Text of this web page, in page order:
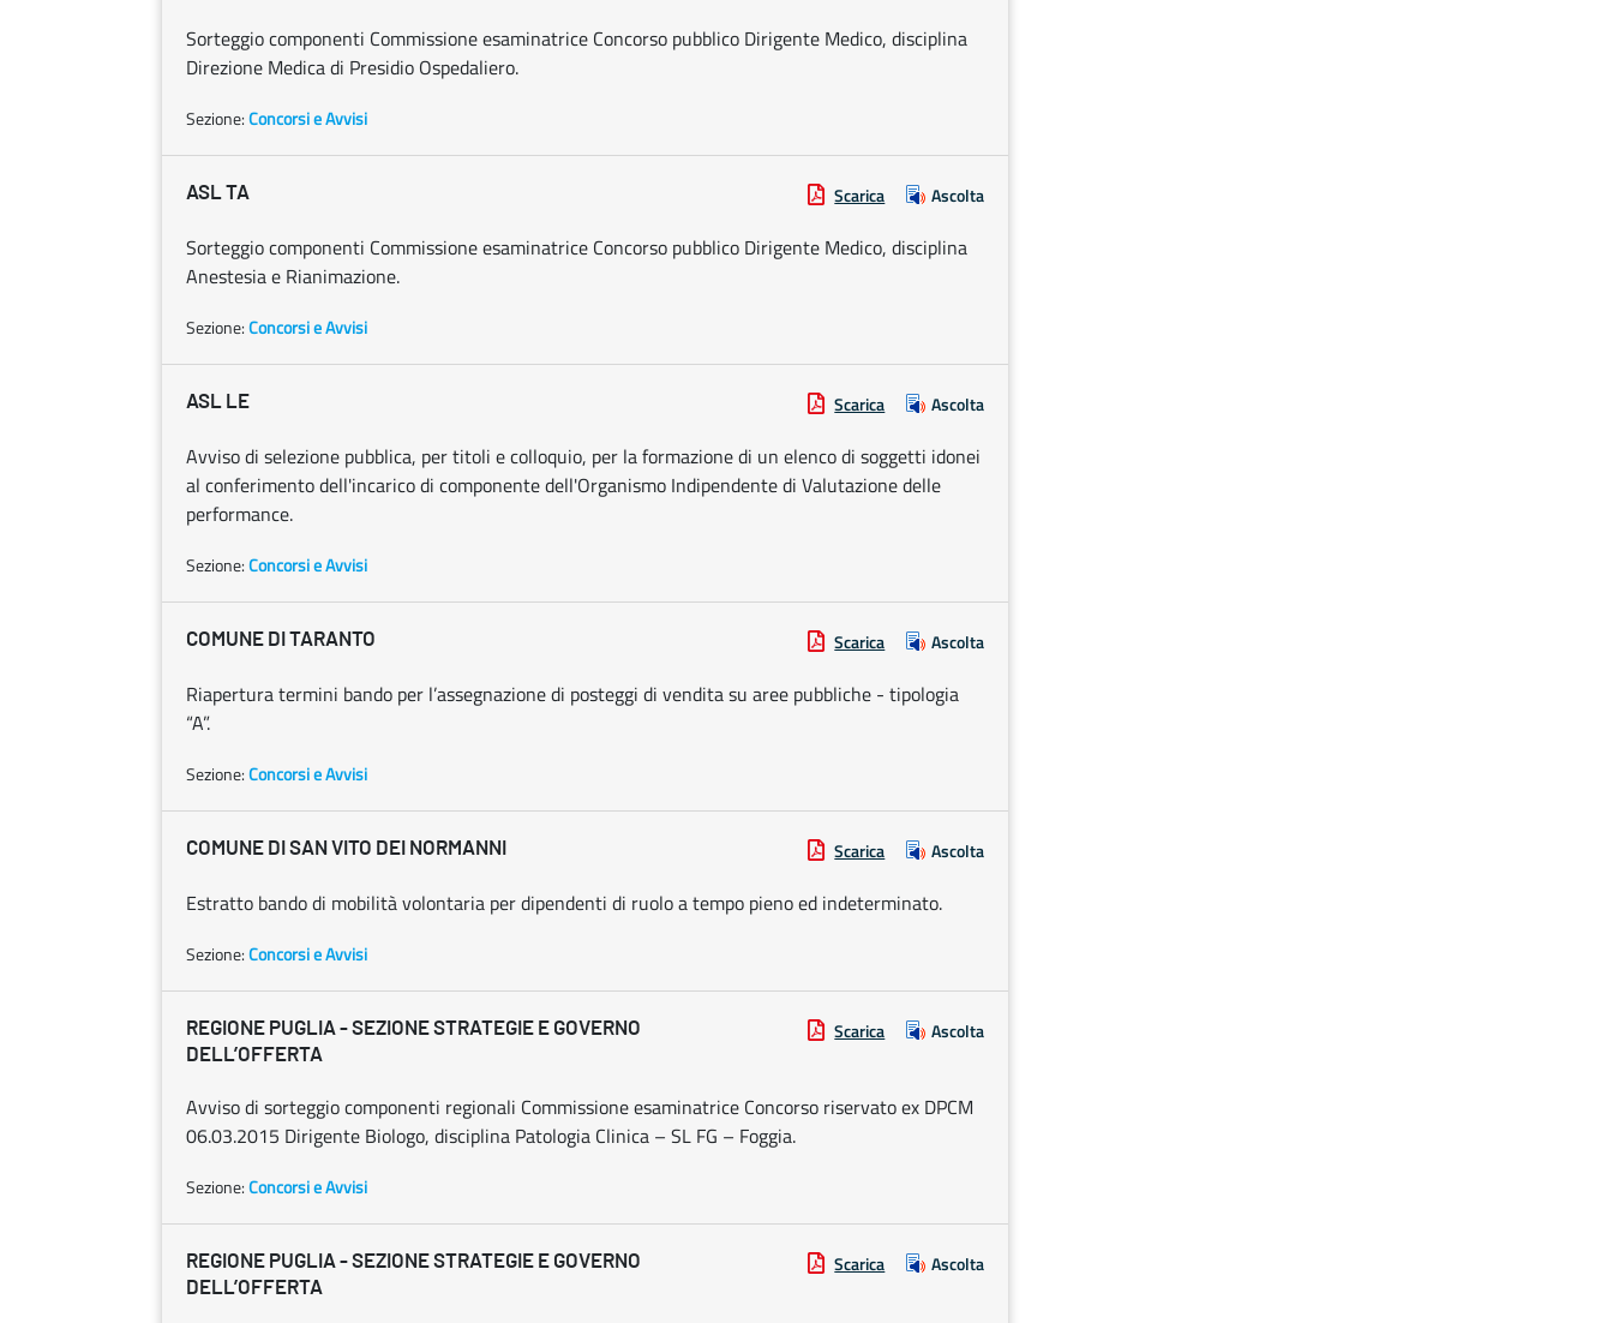
Sorteggio componenti Commissione esaminatrice Concorso pubblico Dirigente Medico, disciplina
Direzione Medica di Presidio Ospedaliero.
Sezione:Concorsi e Avvisi
ASL TA Scarica Ascolta
Sorteggio componenti Commissione esaminatrice Concorso pubblico Dirigente Medico, disciplina
Anestesia e Rianimazione.
Sezione:Concorsi e Avvisi
ASL LE Scarica Ascolta
Avviso di selezione pubblica, per titoli e colloquio, per la formazione di un elenco di soggetti idonei
al conferimento dell'incarico di componente dell'Organismo Indipendente di Valutazione delle
performance.
Sezione:Concorsi e Avvisi
COMUNE DI TARANTO Scarica Ascolta
Riapertura termini bando per l’assegnazione di posteggi di vendita su aree pubbliche - tipologia
“A”.
Sezione:Concorsi e Avvisi
COMUNE DI SAN VITO DEI NORMANNI Scarica Ascolta
Estratto bando di mobilità volontaria per dipendenti di ruolo a tempo pieno ed indeterminato.
Sezione:Concorsi e Avvisi
REGIONE PUGLIA - SEZIONE STRATEGIE E GOVERNO
DELL’OFFERTA
Scarica Ascolta
Avviso di sorteggio componenti regionali Commissione esaminatrice Concorso riservato ex DPCM
06.03.2015 Dirigente Biologo, disciplina Patologia Clinica – SL FG – Foggia.
Sezione:Concorsi e Avvisi
REGIONE PUGLIA - SEZIONE STRATEGIE E GOVERNO
DELL’OFFERTA
Scarica Ascolta